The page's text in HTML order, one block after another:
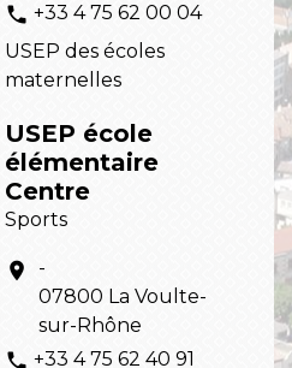
phone +33 4 75 62 00 04
USEP des écoles
maternelles
USEP école
élémentaire
Centre
Sports
location_on
-
07800 La Voulte-
sur-Rhône
phone +33 4 75 62 40 91